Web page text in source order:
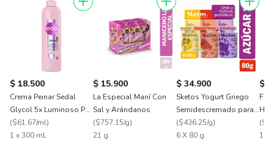
$ 18.500
Crema Peinar Sedal
Glycol 5x Luminoso Por
100h
($61.67/ml)
1 x 300 mL
$ 15.900
La Especial Maní Con
Sal y Arándanos
($757.15/g)
21 g
$ 34.900
Sketos Yogurt Griego
Semidescremado para
Niños Surtido
($436.25/g)
6 X 80 g
$
(
1 X